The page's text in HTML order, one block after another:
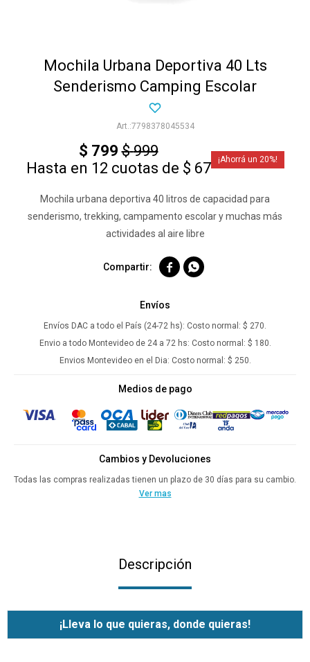
Mochila Urbana Deportiva 40 Lts
Senderismo Camping Escolar
7798378045534
$ 799 $ 999
Hasta en 12 cuotas de $ 67
20
Mochila urbana deportiva 40 litros de capacidad para
senderismo, trekking, campamento escolar y muchas más
actividades al aire libre
 
Envíos
Envíos DAC a todo el País (24-72 hs): Costo normal: $ 270.
Envio a todo Montevideo de 24 a 72 hs: Costo normal: $ 180.
Envios Montevideo en el Dia: Costo normal: $ 250.
Medios de pago
Cambios y Devoluciones
Todas las compras realizadas tienen un plazo de 30 días para su cambio.
Ver mas
Descripción
¡Lleva lo que quieras, donde quieras!